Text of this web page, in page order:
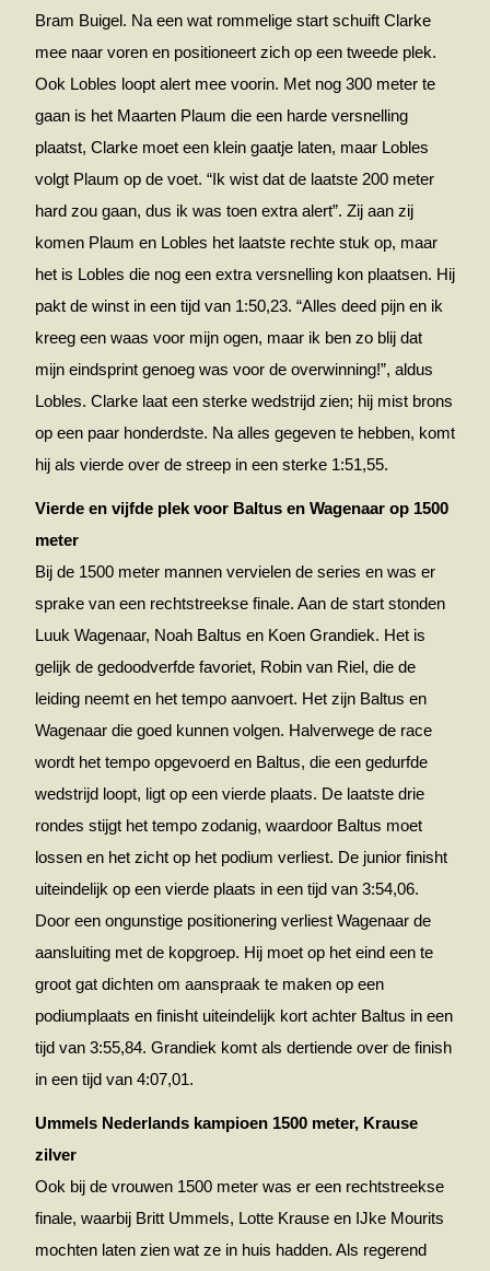
Bram Buigel. Na een wat rommelige start schuift Clarke
mee naar voren en positioneert zich op een tweede plek.
Ook Lobles loopt alert mee voorin. Met nog 300 meter te
gaan is het Maarten Plaum die een harde versnelling
plaatst, Clarke moet een klein gaatje laten, maar Lobles
volgt Plaum op de voet. “Ik wist dat de laatste 200 meter
hard zou gaan, dus ik was toen extra alert”. Zij aan zij
komen Plaum en Lobles het laatste rechte stuk op, maar
het is Lobles die nog een extra versnelling kon plaatsen. Hij
pakt de winst in een tijd van 1:50,23. “Alles deed pijn en ik
kreeg een waas voor mijn ogen, maar ik ben zo blij dat
mijn eindsprint genoeg was voor de overwinning!”, aldus
Lobles. Clarke laat een sterke wedstrijd zien; hij mist brons
op een paar honderdste. Na alles gegeven te hebben, komt
hij als vierde over de streep in een sterke 1:51,55.
Vierde en vijfde plek voor Baltus en Wagenaar op 1500
meter
Bij de 1500 meter mannen vervielen de series en was er
sprake van een rechtstreekse finale. Aan de start stonden
Luuk Wagenaar, Noah Baltus en Koen Grandiek. Het is
gelijk de gedoodverfde favoriet, Robin van Riel, die de
leiding neemt en het tempo aanvoert. Het zijn Baltus en
Wagenaar die goed kunnen volgen. Halverwege de race
wordt het tempo opgevoerd en Baltus, die een gedurfde
wedstrijd loopt, ligt op een vierde plaats. De laatste drie
rondes stijgt het tempo zodanig, waardoor Baltus moet
lossen en het zicht op het podium verliest. De junior finisht
uiteindelijk op een vierde plaats in een tijd van 3:54,06.
Door een ongunstige positionering verliest Wagenaar de
aansluiting met de kopgroep. Hij moet op het eind een te
groot gat dichten om aanspraak te maken op een
podiumplaats en finisht uiteindelijk kort achter Baltus in een
tijd van 3:55,84. Grandiek komt als dertiende over de finish
in een tijd van 4:07,01.
Ummels Nederlands kampioen 1500 meter, Krause
zilver
Ook bij de vrouwen 1500 meter was er een rechtstreekse
finale, waarbij Britt Ummels, Lotte Krause en IJke Mourits
mochten laten zien wat ze in huis hadden. Als regerend